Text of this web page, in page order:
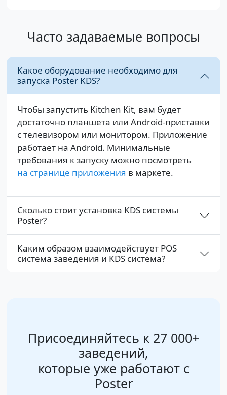
Часто задаваемые вопросы
Какое оборудование необходимо для
запуска Poster KDS?
Чтобы запустить Kitchen Kit, вам будет
достаточно планшета или Android-приставки
с телевизором или монитором. Приложение
работает на Android. Минимальные
требования к запуску можно посмотреть
на странице приложения в маркете.
Сколько стоит установка KDS системы
Poster?
Каким образом взаимодействует POS
система заведения и KDS система?
Присоединяйтесь к 27 000+
заведений,
которые уже работают с
Poster